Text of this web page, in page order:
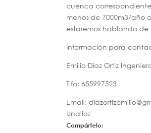
cuenca
menos de 7000m3/año
estaremos hablando de
Información para
Emilio Díaz Ortiz
Tlfo: 655997523
Email:
Iznalloz
Compártelo: